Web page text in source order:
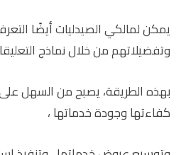
يمكن لمالكي الصيدليات أيضًا
وتفضيلاتهم من خلال نماذج
بهذه الطريقة، يصبح من السهل
كفاءتها وجودة خدماتها ،